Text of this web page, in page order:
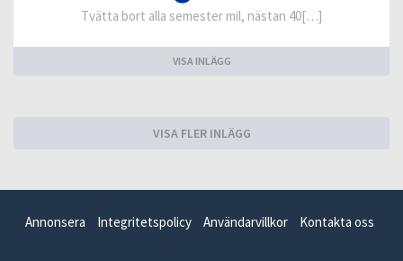
Tvätta bort alla semester mil, nästan 40[…]
VISA INLÄGG
VISA FLER INLÄGG
Annonsera Integritetspolicy Användarvillkor Kontakta oss